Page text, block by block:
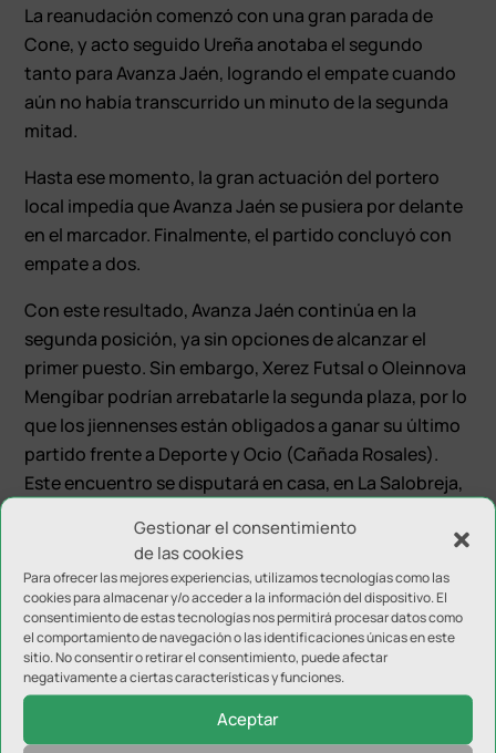
Gestionar el consentimiento
de las cookies
Para ofrecer las mejores experiencias, utilizamos tecnologías como las
cookies para almacenar y/o acceder a la información del dispositivo. El
consentimiento de estas tecnologías nos permitirá procesar datos como
el comportamiento de navegación o las identificaciones únicas en este
sitio. No consentir o retirar el consentimiento, puede afectar
negativamente a ciertas características y funciones.
Aceptar
La reanudación comenzó con una gran parada de
Cone, y acto seguido Ureña anotaba el segundo
tanto para Avanza Jaén, logrando el empate cuando
aún no había transcurrido un minuto de la segunda
mitad.
Hasta ese momento, la gran actuación del portero
local impedía que Avanza Jaén se pusiera por delante
en el marcador. Finalmente, el partido concluyó con
empate a dos.
Con este resultado, Avanza Jaén continúa en la
segunda posición, ya sin opciones de alcanzar el
primer puesto. Sin embargo, Xerez Futsal o Oleinnova
Mengíbar podrían arrebatarle la segunda plaza, por lo
que los jiennenses están obligados a ganar su último
partido frente a Deporte y Ocio (Cañada Rosales).
Este encuentro se disputará en casa, en La Salobreja,
posición garantiza disputar el partido de vuelta de la
primera eliminatoria del Play Off de ascenso a
Segunda División como local.